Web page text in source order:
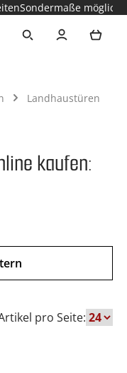
Sondermaße möglich
Landhaustüren
kaufen:
pro Seite: